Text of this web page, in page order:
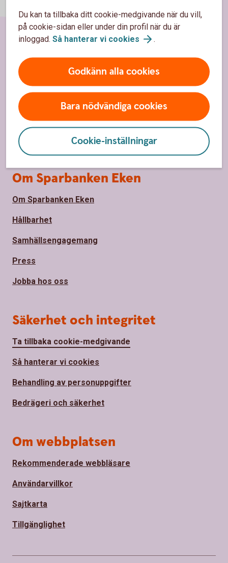
Du kan ta tillbaka ditt cookie-medgivande när du vill,
på cookie-sidan eller under din profil när du är
inloggad. Så hanterar vi cookies .
Godkänn alla cookies
Bara nödvändiga cookies
Cookie-inställningar
Sidfot
Hitta snabbt
Kontakta oss
Spärrhjälp
Priser, räntor och kurser för privatpersoner
Räntor, priser och kurser för företag
Om Sparbanken Eken
Om Sparbanken Eken
Hållbarhet
Samhällsengagemang
Press
Jobba hos oss
Säkerhet och integritet
Ta tillbaka cookie-medgivande
Så hanterar vi cookies
Behandling av personuppgifter
Bedrägeri och säkerhet
Om webbplatsen
Rekommenderade webbläsare
Användarvillkor
Sajtkarta
Tillgänglighet